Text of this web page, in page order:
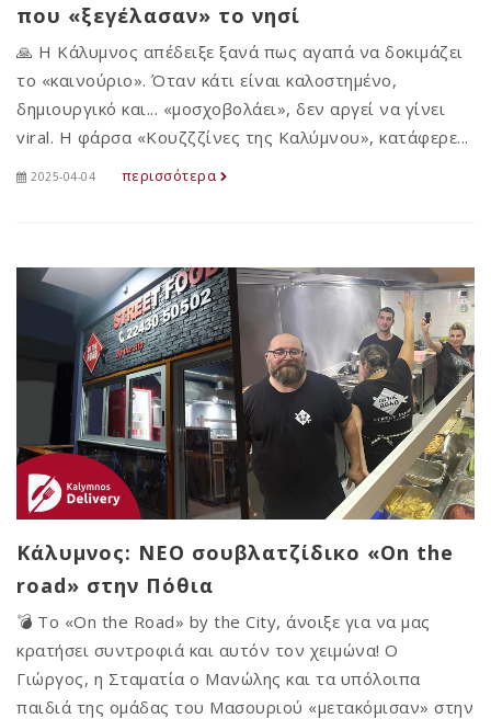
που «ξεγέλασαν» το νησί
🙏 Η Κάλυμνος απέδειξε ξανά πως αγαπά να δοκιμάζει
το «καινούριο». Όταν κάτι είναι καλοστημένο,
δημιουργικό και... «μοσχοβολάει», δεν αργεί να γίνει
viral. Η φάρσα «Κουζζζίνες της Καλύμνου», κατάφερε...
2025-04-04 περισσότερα
Κάλυμνος: ΝΕΟ σουβλατζίδικο «On the
road» στην Πόθια
💣 Το «On the Road» by the City, άνοιξε για να μας
κρατήσει συντροφιά και αυτόν τον χειμώνα! Ο
Γιώργος, η Σταματία ο Μανώλης και τα υπόλοιπα
παιδιά της ομάδας του Μασουριού «μετακόμισαν» στην